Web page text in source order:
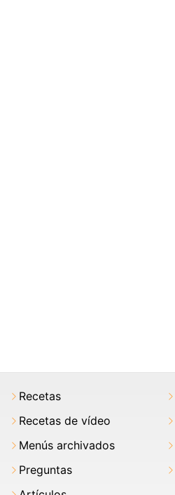
Recetas
Recetas de vídeo
Menús archivados
Preguntas